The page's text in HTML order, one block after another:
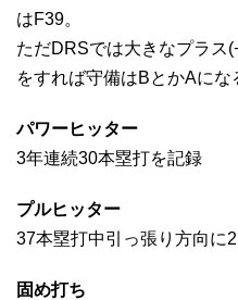
はF39。
ただDRSでは大きなプラス
をすれば守備はBとかAにな
パワーヒッター
3年連続30本塁打を記録
プルヒッター
37本塁打中引っ張り方向に
固め打ち